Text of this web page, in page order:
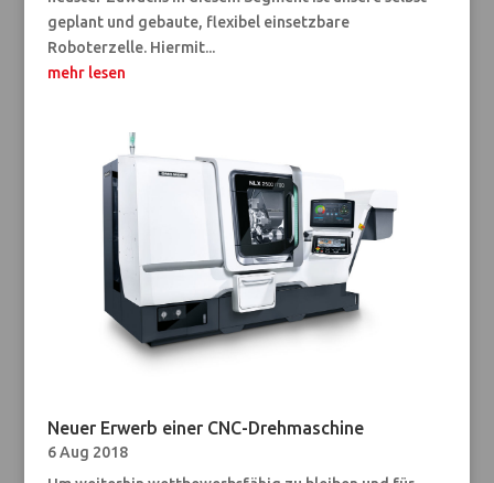
geplant und gebaute, flexibel einsetzbare
Roboterzelle. Hiermit...
mehr lesen
Neuer Erwerb einer CNC-Drehmaschine
6 Aug 2018